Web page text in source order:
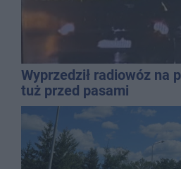
Wyprzedził radiowóz na
tuż przed pasami